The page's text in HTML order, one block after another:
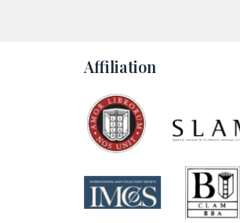
Affiliation